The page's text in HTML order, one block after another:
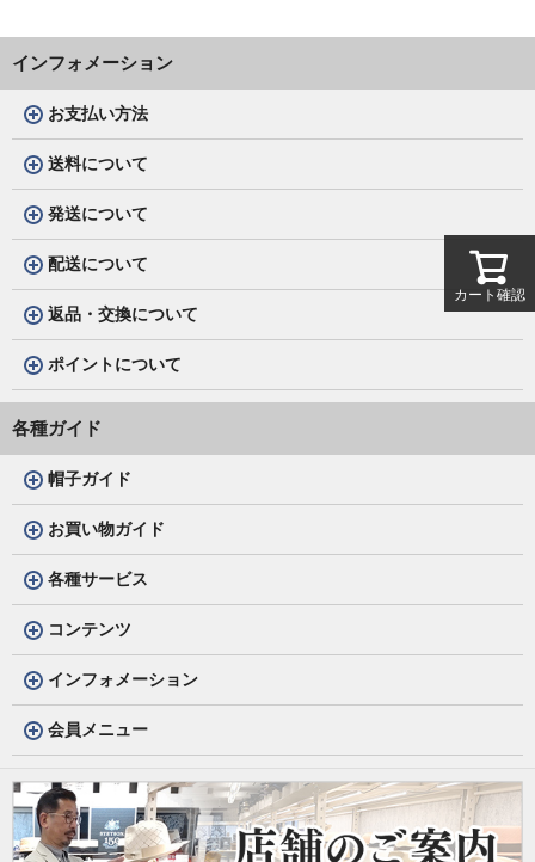
インフォメーション
お支払い方法
送料について
発送について
配送について
返品・交換について
ポイントについて
各種ガイド
帽子ガイド
お買い物ガイド
各種サービス
コンテンツ
インフォメーション
会員メニュー
カート確認